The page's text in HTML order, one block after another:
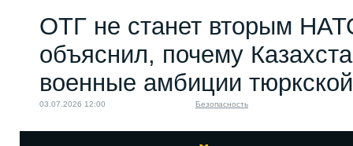
ОТГ не станет вторым
объяснил, почему
военные амбиции
03.07.2026 12:00 Безопасность